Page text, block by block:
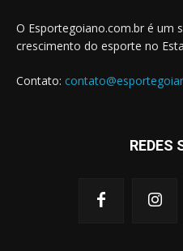
O Esportegoiano.com.br é um
crescimento do esporte no
Contato:
REDES